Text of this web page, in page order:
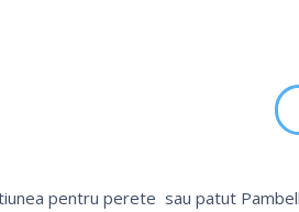
pentru perete sau patut